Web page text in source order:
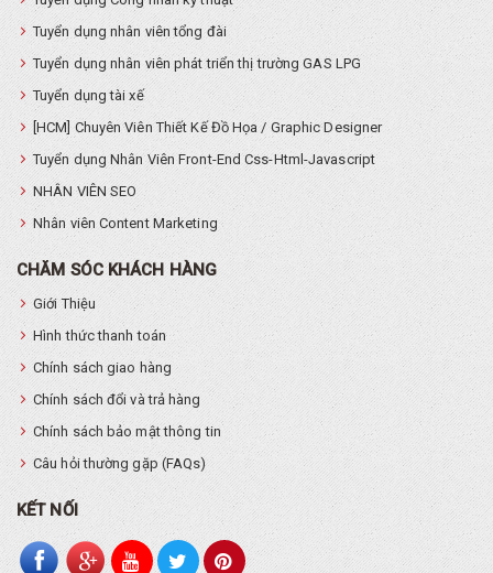
Tuyển dụng nhân viên tổng đài
Tuyển dụng nhân viên phát triển thị trường GAS LPG
Tuyển dụng tài xế
[HCM] Chuyên Viên Thiết Kế Đồ Họa / Graphic Designer
Tuyển dụng Nhân Viên Front-End Css-Html-Javascript
NHÂN VIÊN SEO
Nhân viên Content Marketing
CHĂM SÓC KHÁCH HÀNG
Giới Thiệu
Hình thức thanh toán
Chính sách giao hàng
Chính sách đổi và trả hàng
Chính sách bảo mật thông tin
Câu hỏi thường gặp (FAQs)
KẾT NỐI